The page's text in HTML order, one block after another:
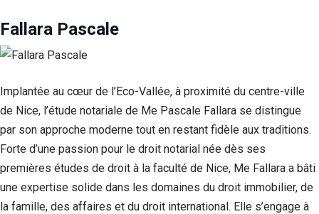
Fallara Pascale
Implantée au cœur de l’Eco-Vallée, à proximité du centre-ville
de Nice, l’étude notariale de Me Pascale Fallara se distingue
par son approche moderne tout en restant fidèle aux traditions.
Forte d’une passion pour le droit notarial née dès ses
premières études de droit à la faculté de Nice, Me Fallara a bâti
une expertise solide dans les domaines du droit immobilier, de
la famille, des affaires et du droit international. Elle s’engage à
Afin que notre
site Web
fonctionne
de votre visite.
Si vous
refusez ces
cookies,
certaines
disparaîtront
du site Web.